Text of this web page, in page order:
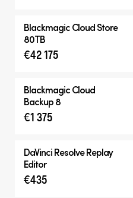
Blackmagic Cloud Store
80TB
€42 175
Blackmagic Cloud
Backup 8
€1 375
DaVinci ResolveReplay
Editor
€435